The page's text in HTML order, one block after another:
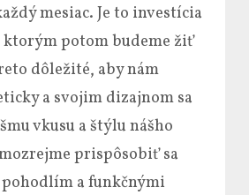
mesiac. Je to investícia
ktorým potom budeme žiť
dôležité, aby nám
a svojim dizajnom sa
vkusu a štýlu nášho
prispôsobiť sa
a funkčnými